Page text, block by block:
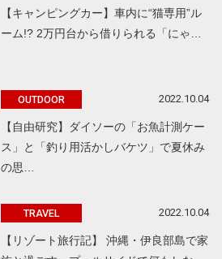
【キャンピングカー】車内に“猫専用”ル
ーム!? 2万円台から借りられる「にゃ…
OUTDOOR 2022.10.04
【自由研究】ダイソーの「お魚計測ケー
ス」と「釣り用活かしバケツ」で夏休み
の思…
TRAVEL 2022.10.04
【リゾート旅行記】 沖縄・伊良部島で家